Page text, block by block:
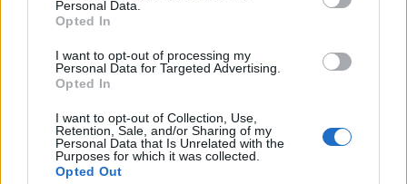
Personal Data.
Opted In
I want to opt-out of processing my
Personal Data for Targeted Advertising.
Opted In
I want to opt-out of Collection, Use,
Retention, Sale, and/or Sharing of my
Personal Data that Is Unrelated with the
Purposes for which it was collected.
Opted Out
rekonstruálták Robert Capa
hiányzó felvételeit
Pontosan nyolcvankét évvel ezelőtt, 1944.
fotográfia legmeghatározóbb felvételei:
Robert Capa 106 képet készített a
normandiai